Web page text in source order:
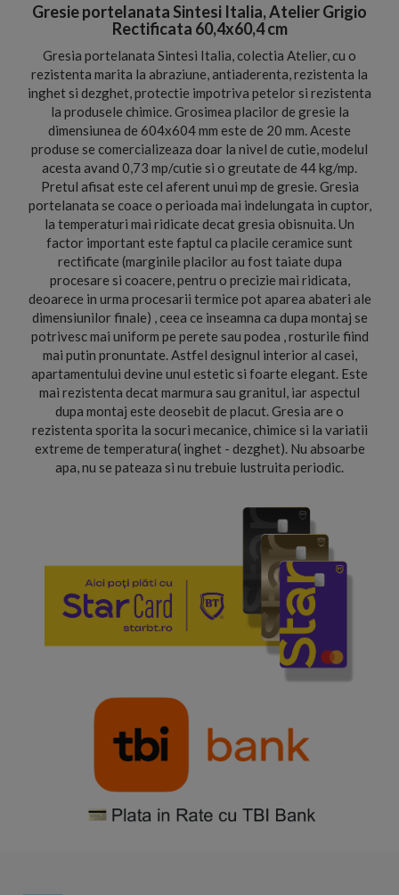
Gresie portelanata Sintesi Italia, Atelier Grigio
Rectificata 60,4x60,4 cm
Gresia portelanata Sintesi Italia, colectia Atelier, cu o
rezistenta marita la abraziune, antiaderenta, rezistenta la
inghet si dezghet, protectie impotriva petelor si rezistenta
la produsele chimice. Grosimea placilor de gresie la
dimensiunea de 604x604 mm este de 20 mm. Aceste
produse se comercializeaza doar la nivel de cutie, modelul
acesta avand 0,73 mp/cutie si o greutate de 44 kg/mp.
Pretul afisat este cel aferent unui mp de gresie. Gresia
portelanata se coace o perioada mai indelungata in cuptor,
la temperaturi mai ridicate decat gresia obisnuita. Un
factor important este faptul ca placile ceramice sunt
rectificate (marginile placilor au fost taiate dupa
procesare si coacere, pentru o precizie mai ridicata,
deoarece in urma procesarii termice pot aparea abateri ale
dimensiunilor finale) , ceea ce inseamna ca dupa montaj se
potrivesc mai uniform pe perete sau podea , rosturile fiind
mai putin pronuntate. Astfel designul interior al casei,
apartamentului devine unul estetic si foarte elegant. Este
mai rezistenta decat marmura sau granitul, iar aspectul
dupa montaj este deosebit de placut. Gresia are o
rezistenta sporita la socuri mecanice, chimice si la variatii
extreme de temperatura( inghet - dezghet). Nu absoarbe
apa, nu se pateaza si nu trebuie lustruita periodic.